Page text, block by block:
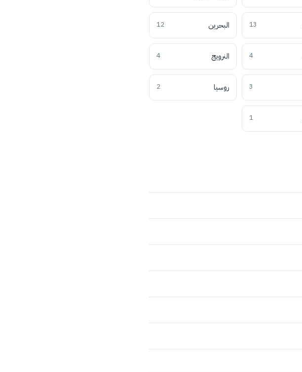
13 البحرين 12
4 النرويج 4
3 روسيا 2
1